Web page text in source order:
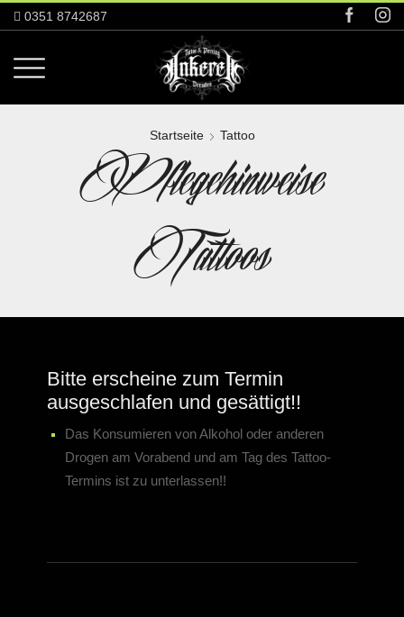
0351 8742687
Startseite Tattoo
Pflegehinweise
Tattoos
Bitte erscheine zum Termin
ausgeschlafen und gesättigt!!
Das Konsumieren von Alkohol oder anderen
Drogen am Vorabend und am Tag des Tattoo-
Termins ist zu unterlassen!!